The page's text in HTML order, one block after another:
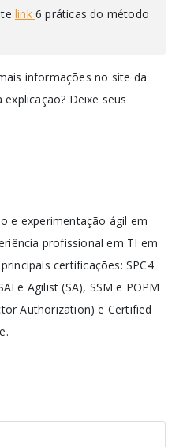
link6 práticas do método
informações no site da
explicação? Deixe seus
e experimentação ágil em
profissional em TI em
certificações: SPC4
Agilist (SA), SSM e POPM
Authorization) e Certified